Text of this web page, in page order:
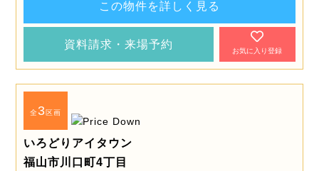
この物件を詳しく見る
資料請求・来場予約
お気に入り登録
全3区画
いろどりアイタウン
福山市川口町4丁目